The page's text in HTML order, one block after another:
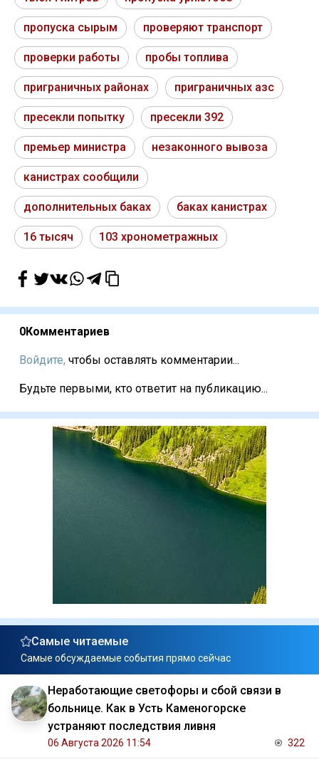
пропуска сырым проверяют транспорт
проверки работы пробы топлива
приграничных районах приграничных азс
пресекли попытку пресекли 392
премьер министра незаконного вывоза
канистрах сообщили
дополнительных баках баках канистрах
16 тысяч 103 хронометражных
0Комментариев
Войдите, чтобы оставлять комментарии...
Будьте первыми, кто ответит на публикацию...
Самые читаемые
Самые обсуждаемые события прямо сейчас
Неработающие светофоры и сбой связи в
больнице. Как в Усть Каменогорске
устраняют последствия ливня
06 Августа 2026 11:54 322